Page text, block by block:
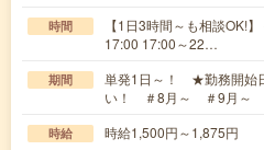
時間
【1日3時間～も相談OK!
17:00 17:00～22…
期間
単発1日～！ ★勤務開始
い！ ＃8月～ ＃9月～
時給 時給1,500円～1,875円